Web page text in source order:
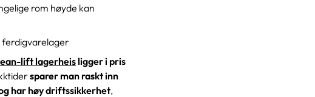
rom høyde kan
ferdigvarelager
lift lagerheisligger i pris
sparer man raskt inn
har høy driftssikkerhet,